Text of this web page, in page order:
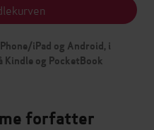
iPad og Android, i
Kindle og PocketBook
forfatter